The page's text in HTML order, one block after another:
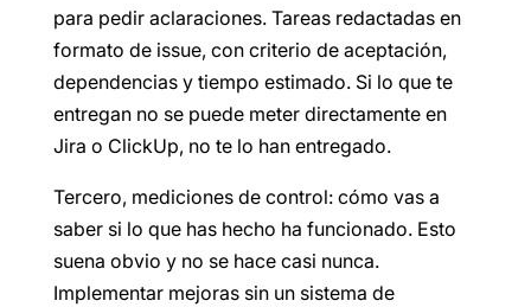
para pedir aclaraciones. Tareas redactadas en
formato de issue, con criterio de aceptación,
dependencias y tiempo estimado. Si lo que te
entregan no se puede meter directamente en
Jira o ClickUp, no te lo han entregado.
Tercero, mediciones de control: cómo vas a
saber si lo que has hecho ha funcionado. Esto
suena obvio y no se hace casi nunca.
Implementar mejoras sin un sistema de